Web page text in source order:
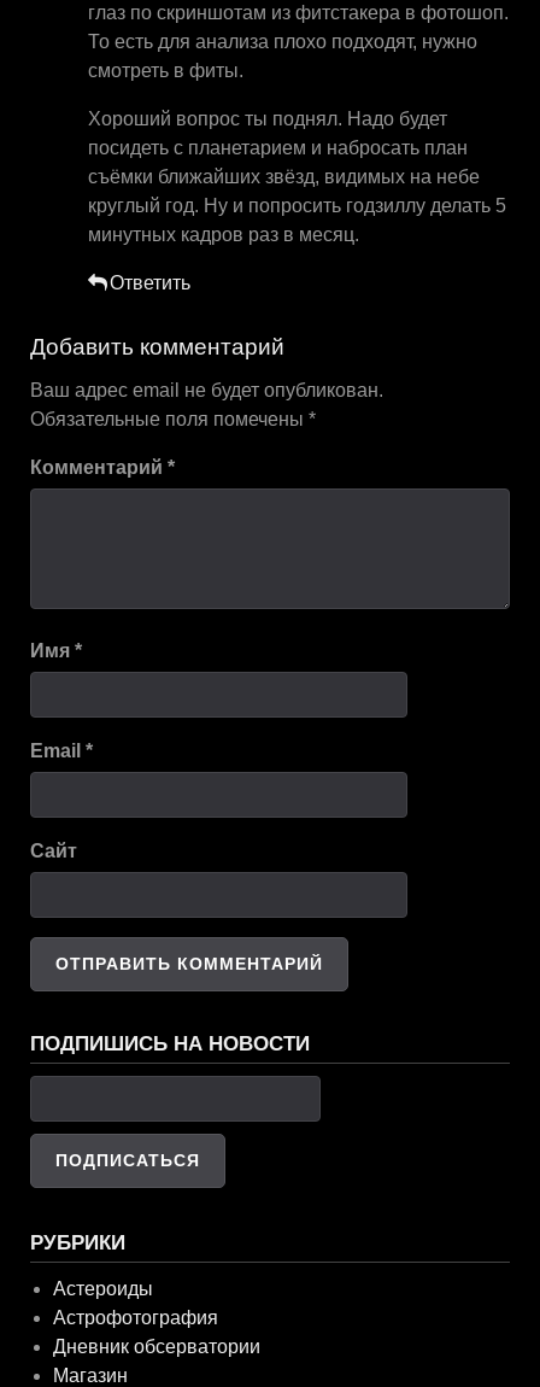
глаз по скриншотам из фитстакера в фотошоп.
То есть для анализа плохо подходят, нужно
смотреть в фиты.
Хороший вопрос ты поднял. Надо будет
посидеть с планетарием и набросать план
съёмки ближайших звёзд, видимых на небе
круглый год. Ну и попросить годзиллу делать 5
минутных кадров раз в месяц.
Ответить
Добавить комментарий
Ваш адрес email не будет опубликован.
Обязательные поля помечены *
Комментарий *
Имя *
Email *
Сайт
ПОДПИШИСЬ НА НОВОСТИ
РУБРИКИ
Астероиды
Астрофотография
Дневник обсерватории
Магазин